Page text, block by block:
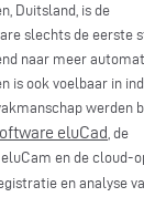
Duitsland, is de
slechts de eerste
naar meer
is ook voelbaar in
werden
eluCad , de
en de cloud-
en analyse